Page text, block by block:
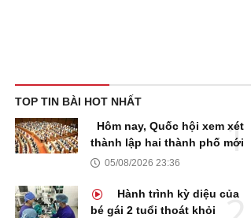
TOP TIN BÀI HOT NHẤT
Hôm nay, Quốc hội xem xét
thành lập hai thành phố mới
05/08/2026 23:36
Hành trình kỳ diệu của
bé gái 2 tuổi thoát khỏi